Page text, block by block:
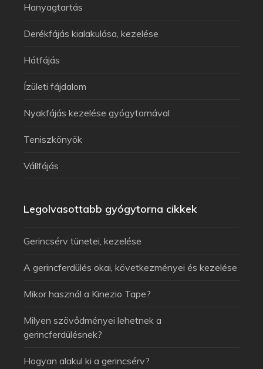
Hanyagtartás
Derékfájás kialakulása, kezelése
Hátfájás
Ízületi fájdalom
Nyakfájás kezelése gyógytornával
Teniszkönyök
Vállfájás
Legolvasottabb gyógytorna cikkek
Gerincsérv tünetei, kezelése
A gerincferdülés okai, következményei és kezelése
Mikor használ a Kinezio Tape?
Milyen szövődményei lehetnek a
gerincferdülésnek?
Hogyan alakul ki a gerincsérv?